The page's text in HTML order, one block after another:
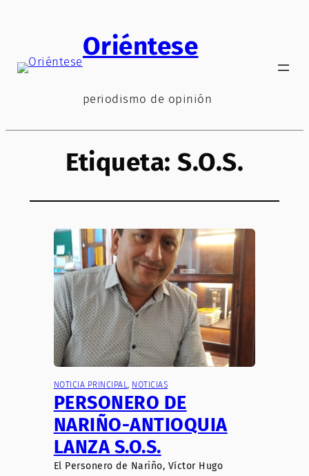
Oriéntese
periodismo de opinión
Etiqueta: S.O.S.
NOTICIA PRINCIPAL, NOTICIAS
PERSONERO DE
NARIÑO-ANTIOQUIA
LANZA S.O.S.
El Personero de Nariño, Víctor Hugo